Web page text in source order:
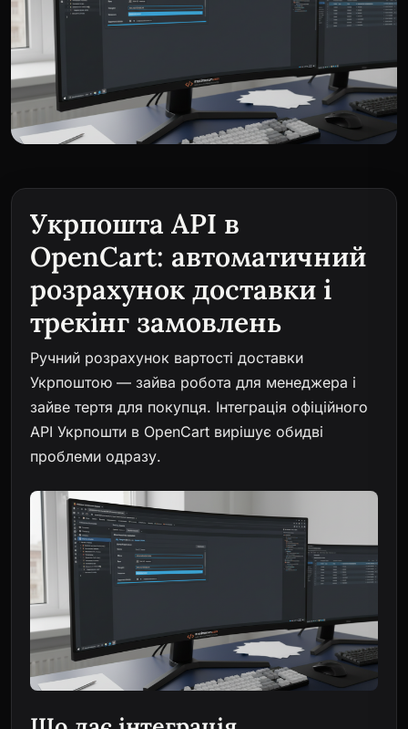
Укрпошта API в
OpenCart: автоматичний
розрахунок доставки і
трекінг замовлень
Ручний розрахунок вартості доставки
Укрпоштою — зайва робота для менеджера і
зайве тертя для покупця. Інтеграція офіційного
API Укрпошти в OpenCart вирішує обидві
проблеми одразу.